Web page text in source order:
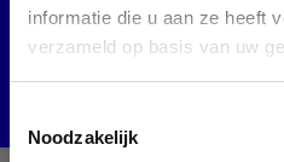
informatie die u aan ze heeft
verzameld op basis van uw
Noodzakelijk
Switzerland
Ok